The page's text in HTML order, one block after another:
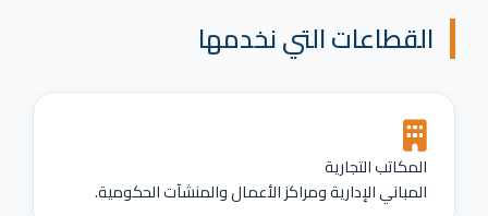
القطاعات التي نخدمها
المكاتب التجارية
المباني الإدارية ومراكز الأعمال والمنشآت الحكومية.